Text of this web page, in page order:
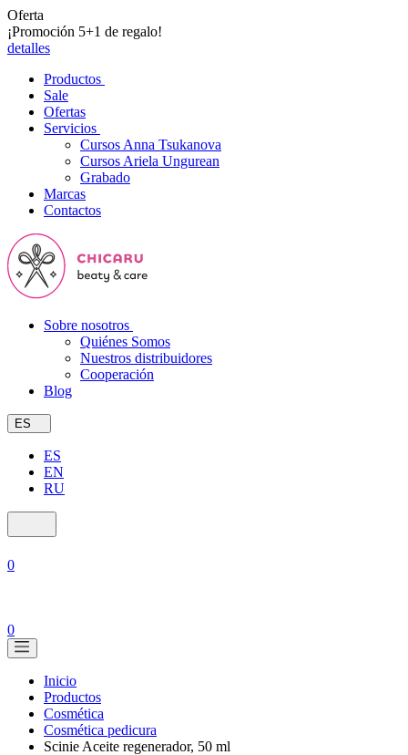
Oferta
¡Promoción 5+1 de regalo!
detalles
Productos
Sale
Ofertas
Servicios
Cursos Anna Tsukanova
Cursos Ariela Ungurean
Grabado
Marcas
Contactos
Sobre nosotros
Quiénes Somos
Nuestros distribuidores
Cooperación
Blog
ES
ES
EN
RU
0
0
Inicio
Productos
Cosmética
Cosmética pedicura
Scinie Aceite regenerador, 50 ml